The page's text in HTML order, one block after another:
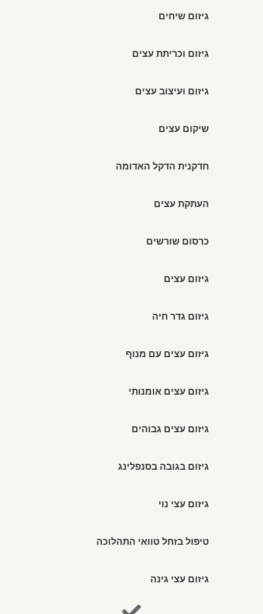
גיזום שיחים
גיזום וכריתת עצים
גיזום ועיצוב עצים
שיקום עצים
חדקנית הדקל האדומה
העתקת עצים
כרסום שורשים
גיזום עצים
גיזום גדר חיה
גיזום עצים עם מנוף
גיזום עצים אומנותי
גיזום עצים גבוהים
גיזום בגובה בסנפלינג
גיזום עצי נוי
טיפול בזחל טוואי התהלוכה
גיזום עצי גינה